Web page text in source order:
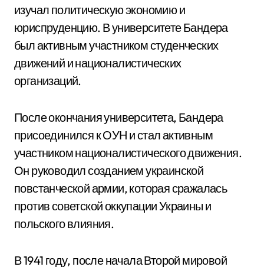
изучал политическую экономию и
юриспруденцию. В университете Бандера
был активным участником студенческих
движений и националистических
организаций.
После окончания университета, Бандера
присоединился к ОУН и стал активным
участником националистического движения.
Он руководил созданием украинской
повстанческой армии, которая сражалась
против советской оккупации Украины и
польского влияния.
В 1941 году, после начала Второй мировой